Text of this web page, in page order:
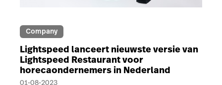
Company
Lightspeed lanceert nieuwste versie van
Lightspeed Restaurant voor
horecaondernemers in Nederland
01-08-2023